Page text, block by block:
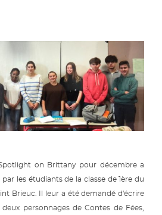
on Brittany pour décembre a
les étudiants de la classe de 1ère du
Brieuc. Il leur a été demandé d'écrire
personnages de Contes de Fées,